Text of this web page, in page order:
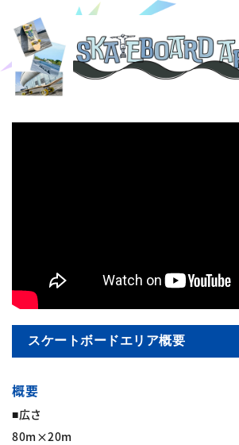
スケートボードエリア概要
概要
■広さ
80m×20m